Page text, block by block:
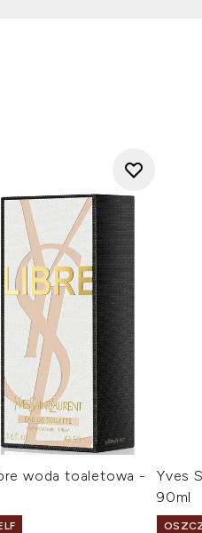
woda toaletowa -
Yves
90ml